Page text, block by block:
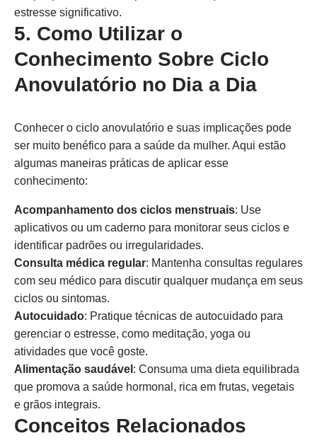
estresse significativo.
5. Como Utilizar o
Conhecimento Sobre Ciclo
Anovulatório no Dia a Dia
Conhecer o ciclo anovulatório e suas implicações pode
ser muito benéfico para a saúde da mulher. Aqui estão
algumas maneiras práticas de aplicar esse
conhecimento:
Acompanhamento dos ciclos menstruais: Use
aplicativos ou um caderno para monitorar seus ciclos e
identificar padrões ou irregularidades.
Consulta médica regular: Mantenha consultas regulares
com seu médico para discutir qualquer mudança em seus
ciclos ou sintomas.
Autocuidado: Pratique técnicas de autocuidado para
gerenciar o estresse, como meditação, yoga ou
atividades que você goste.
Alimentação saudável : Consuma uma dieta equilibrada
que promova a saúde hormonal, rica em frutas, vegetais
e grãos integrais.
Conceitos Relacionados